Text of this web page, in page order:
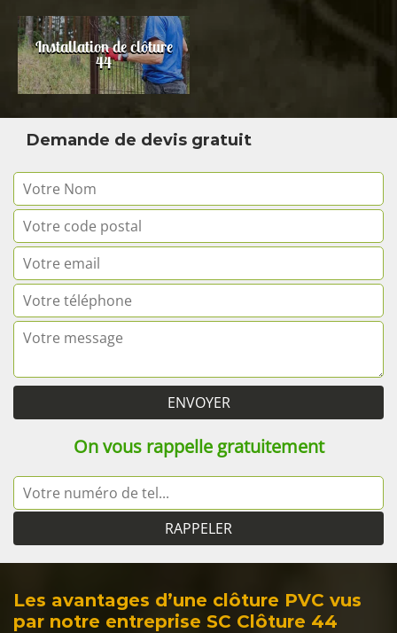
Installation de clôture
44
Demande de devis gratuit
On vous rappelle gratuitement
Les avantages d’une clôture PVC vus
par notre entreprise SC Clôture 44